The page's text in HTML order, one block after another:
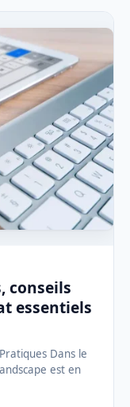
conseils
essentiels
Dans le
est en